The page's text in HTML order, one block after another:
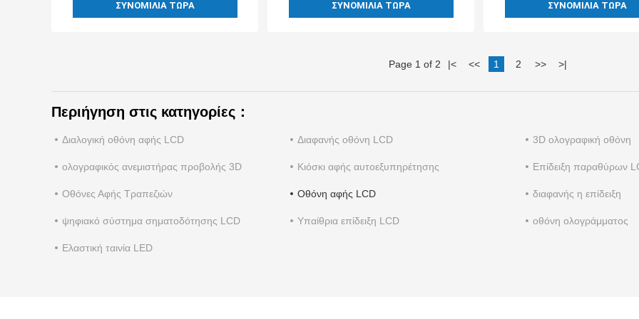
ΣΥΝΟΜΙΛΊΑ ΤΏΡΑ ΣΥΝΟΜΙΛΊΑ ΤΏΡΑ ΣΥΝΟΜΙΛΊΑ ΤΏΡΑ
Page 1 of 2 |< << 1 2 >> >|
Περιήγηση στις κατηγορίες：
Διαλογική οθόνη αφής LCD Διαφανής οθόνη LCD 3D ολογραφική οθόνη
ολογραφικός ανεμιστήρας προβολής 3D Κιόσκι αφής αυτοεξυπηρέτησης Επίδειξη παραθύρων
Οθόνες Αφής Τραπεζιών Οθόνη αφής LCD διαφανής η επίδειξη
ψηφιακό σύστημα σηματοδότησης LCD Υπαίθρια επίδειξη LCD οθόνη ολογράμματος
Ελαστική ταινία LED